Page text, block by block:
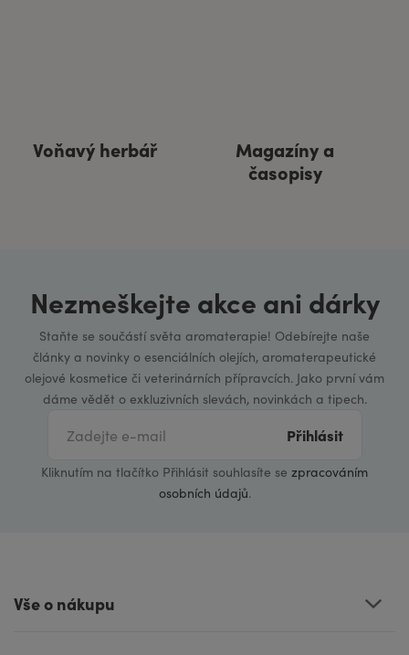
Voňavý herbář
Magazíny a
časopisy
Nezmeškejte akce ani dárky
Staňte se součástí světa aromaterapie! Odebírejte naše
články a novinky o esenciálních olejích, aromaterapeutické
olejové kosmetice či veterinárních přípravcích. Jako první vám
dáme vědět o exkluzivních slevách, novinkách a tipech.
Přihlásit
Kliknutím na tlačítko Přihlásit souhlasíte se zpracováním
osobních údajů.
Vše o nákupu